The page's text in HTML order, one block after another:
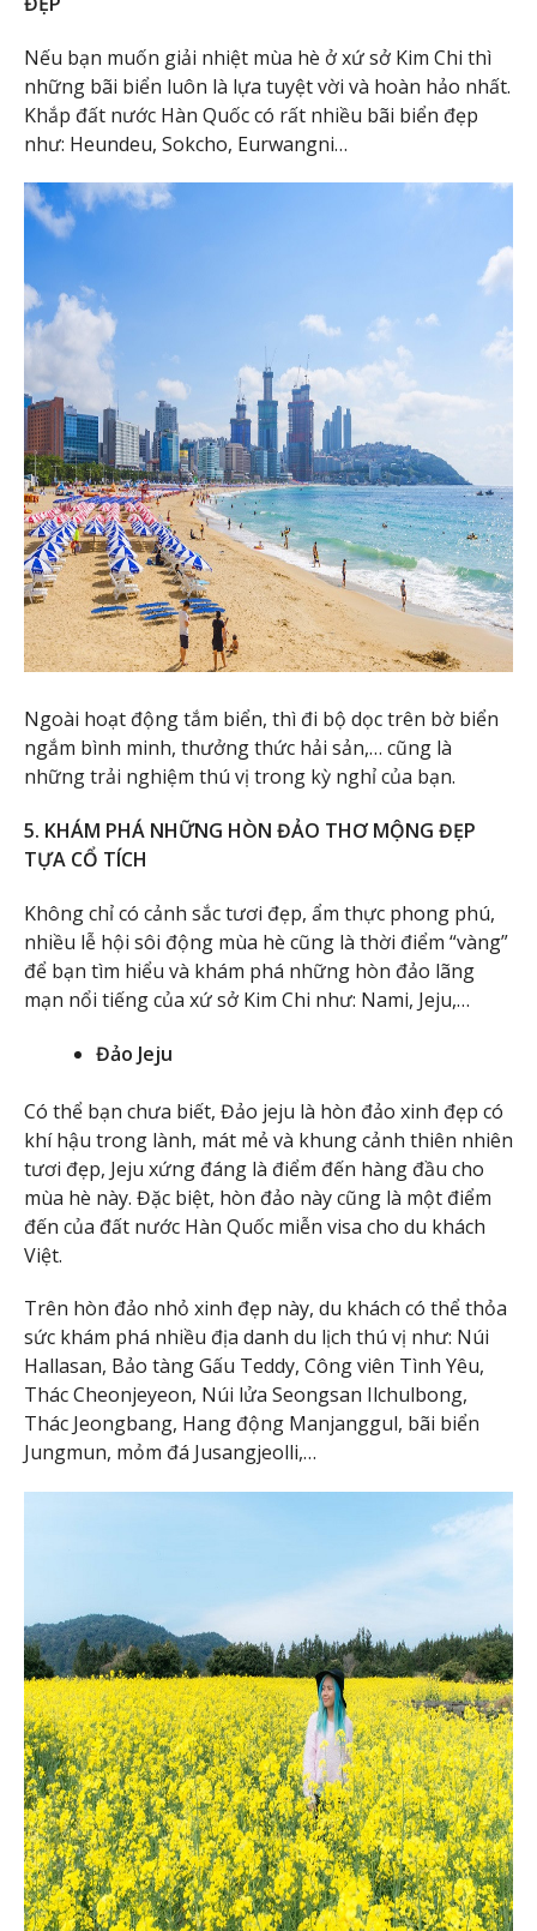
Nếu bạn muốn giải nhiệt mùa hè ở xứ sở Kim Chi thì
những bãi biển luôn là lựa tuyệt vời và hoàn hảo nhất.
Khắp đất nước Hàn Quốc có rất nhiều bãi biển đẹp
như: Heundeu, Sokcho, Eurwangni…
Ngoài hoạt động tắm biển, thì đi bộ dọc trên bờ biển
ngắm bình minh, thưởng thức hải sản,… cũng là
những trải nghiệm thú vị trong kỳ nghỉ của bạn.
5. KHÁM PHÁ NHỮNG HÒN ĐẢO THƠ MỘNG ĐẸP
TỰA CỔ TÍCH
Không chỉ có cảnh sắc tươi đẹp, ẩm thực phong phú,
nhiều lễ hội sôi động mùa hè cũng là thời điểm “vàng”
để bạn tìm hiểu và khám phá những hòn đảo lãng
mạn nổi tiếng của xứ sở Kim Chi như: Nami, Jeju,…
Đảo Jeju
Có thể bạn chưa biết, Đảo jeju là hòn đảo xinh đẹp có
khí hậu trong lành, mát mẻ và khung cảnh thiên nhiên
tươi đẹp, Jeju xứng đáng là điểm đến hàng đầu cho
mùa hè này. Đặc biệt, hòn đảo này cũng là một điểm
đến của đất nước Hàn Quốc miễn visa cho du khách
Việt.
Trên hòn đảo nhỏ xinh đẹp này, du khách có thể thỏa
sức khám phá nhiều địa danh du lịch thú vị như: Núi
Hallasan, Bảo tàng Gấu Teddy, Công viên Tình Yêu,
Thác Cheonjeyeon, Núi lửa Seongsan Ilchulbong,
Thác Jeongbang, Hang động Manjanggul, bãi biển
Jungmun, mỏm đá Jusangjeolli,…